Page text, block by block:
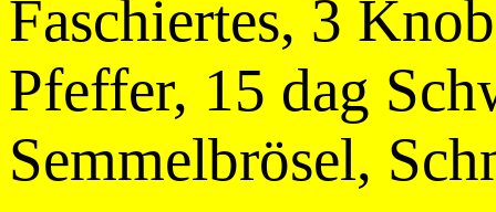
Faschiertes, 3
Pfeffer, 15 dag
Semmelbrösel,